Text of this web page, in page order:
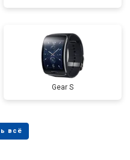
Gear S